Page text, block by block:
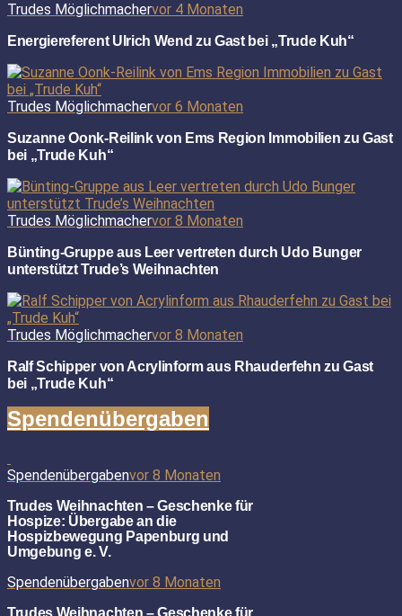
Trudes Möglichmachervor 4 Monaten
Energiereferent Ulrich Wend zu Gast bei „Trude Kuh“
Trudes Möglichmachervor 6 Monaten
Suzanne Oonk-Reilink von Ems Region Immobilien zu Gast
bei „Trude Kuh“
Trudes Möglichmachervor 8 Monaten
Bünting-Gruppe aus Leer vertreten durch Udo Bunger
unterstützt Trude’s Weihnachten
Trudes Möglichmachervor 8 Monaten
Ralf Schipper von Acrylinform aus Rhauderfehn zu Gast
bei „Trude Kuh“
Spendenübergaben
Spendenübergabenvor 8 Monaten
Trudes Weihnachten – Geschenke für
Hospize: Übergabe an die
Hospizbewegung Papenburg und
Umgebung e. V.
Spendenübergabenvor 8 Monaten